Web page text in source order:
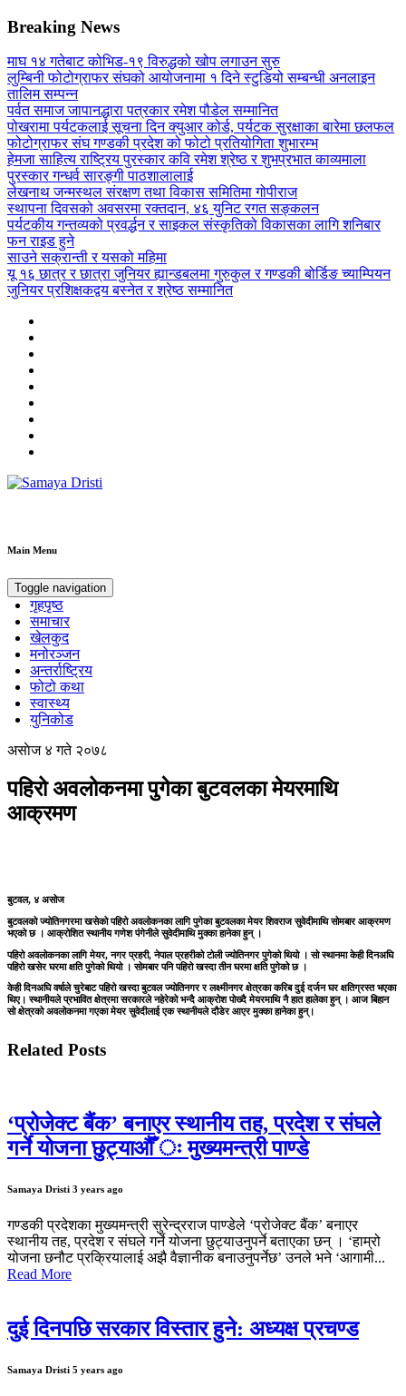
Breaking News
माघ १४ गतेबाट कोभिड-१९ विरुद्धको खोप लगाउन सुरु
लुम्बिनी फोटोग्राफर संघको आयोजनामा १ दिने स्टुडियो सम्बन्धी अनलाइन
तालिम सम्पन्न
पर्वत समाज जापानद्धारा पत्रकार रमेश पौडेल सम्मानित
पोखरामा पर्यटकलाई सूचना दिन क्युआर कोर्ड, पर्यटक सुरक्षाका बारेमा छलफल
फोटोग्राफर संघ गण्डकी प्रदेश को फोटो प्रतियोगिता शुभारम्भ
हेमजा साहित्य राष्ट्रिय पुरस्कार कवि रमेश श्रेष्ठ र शुभप्रभात काव्यमाला
पुरस्कार गन्धर्व सारङ्गी पाठशालालाई
लेखनाथ जन्मस्थल संरक्षण तथा विकास समितिमा गोपीराज
स्थापना दिवसको अवसरमा रक्तदान, ४६ युनिट रगत सङ्कलन
पर्यटकीय गन्तव्यको प्रवर्द्धन र साइकल संस्कृतिको विकासका लागि शनिबार
फन राइड हुने
साउने सक्रान्ती र यसको महिमा
यू १६ छात्र र छात्रा जुनियर ह्यान्डबलमा गुरुकुल र गण्डकी बोर्डिङ च्याम्पियन
जुनियर प्रशिक्षकद्वय बस्नेत र श्रेष्ठ सम्मानित
Main Menu
Toggle navigation
गृहपृष्ठ
समाचार
खेलकुद
मनोरञ्जन
अन्तर्राष्ट्रिय
फोटो कथा
स्वास्थ्य
युनिकोड
असाेज ४ गते २०७८
पहिरो अवलोकनमा पुगेका बुटवलका मेयरमाथि
आक्रमण
बुटवल, ४ असोज
बुटवलको ज्योतिनगरमा खसेको पहिरो अवलोकनका लागि पुगेका बुटवलका मेयर शिवराज सुवेदीमाथि सोमबार आक्रमण
भएको छ । आक्रोशित स्थानीय गणेश पंगेनीले सुवेदीमाथि मुक्का हानेका हुन् ।
पहिरो अवलोकनका लागि मेयर, नगर प्रहरी, नेपाल प्रहरीको टोली ज्योतिनगर पुगेको थियो । सो स्थानमा केही दिनअघि
पहिरो खसेर घरमा क्षति पुगेको थियो । सोमबार पनि पहिरो खस्दा तीन घरमा क्षति पुगेको छ ।
केही दिनअघि वर्षाले चुरेबाट पहिरो खस्दा बुटवल ज्योतिनगर र लक्ष्मीनगर क्षेत्रका करिब दुई दर्जन घर क्षतिग्रस्त भएका
थिए। स्थानीयले प्रभावित क्षेत्रमा सरकारले नहेरेको भन्दै आक्रोश पोख्दै मेयरमाथि नै हात हालेका हुन् । आज बिहान
सो क्षेत्रको अवलोकनमा गएका मेयर सुवेदीलाई एक स्थानीयले दौडेर आएर मुक्का हानेका हुन्।
Related Posts
‘प्रोजेक्ट बैंक’ बनाएर स्थानीय तह, प्रदेश र संघले
गर्ने योजना छुट्याऔँ ः मुख्यमन्त्री पाण्डे
Samaya Dristi 3 years ago
गण्डकी प्रदेशका मुख्यमन्त्री सुरेन्द्रराज पाण्डेले ‘प्रोजेक्ट बैंक’ बनाएर
स्थानीय तह, प्रदेश र संघले गर्ने योजना छुट्याउनुपर्ने बताएका छन् । ‘हाम्रो
योजना छनौट प्रक्रियालाई अझै वैज्ञानीक बनाउनुपर्नेछ’ उनले भने ‘आगामी...
Read More
दुई दिनपछि सरकार विस्तार हुने: अध्यक्ष प्रचण्ड
Samaya Dristi 5 years ago